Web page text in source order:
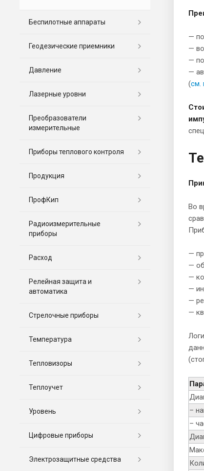
—
—
—
—
(см.
Во
—
—
—
—
—
—
–
–
Беспилотные аппараты
Геодезические приемники
Давление
Лазерные уровни
Преобразователи
измерительные
Приборы теплового контроля
Продукция
ПрофКип
Радиоизмерительные
приборы
Расход
Релейная защита и
автоматика
Стрелочные приборы
Температура
Тепловизоры
Теплоучет
Уровень
Цифровые приборы
Электрозащитные средства